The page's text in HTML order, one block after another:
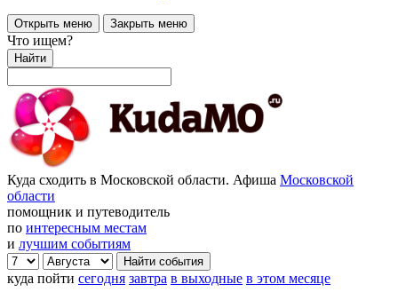
Открыть меню Закрыть меню
Что ищем?
Найти
Куда сходить в Московской области. Афиша Московской
области
помощник и путеводитель
по интересным местам
и лучшим событиям
куда пойти сегодня завтра в выходные в этом месяце